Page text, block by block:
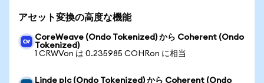
アセット変換の高度な機能
CoreWeave (Ondo Tokenized) から Coherent (Ondo
Tokenized)
1 CRWVon は 0.235985 COHRon に相当
Linde plc (Ondo Tokenized) から Coherent (Ondo